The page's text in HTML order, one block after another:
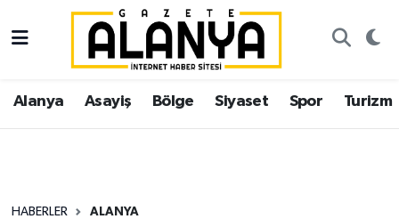
Alanya Asayiş Bölge Siyaset Spor Turizm
HABERLER ALANYA
Alanya
Asayiş
Siyaset
İstanbul Nöbetçi Eczaneler
İstanbul Hava Durumu
Süper Lig Puan Durumu ve Fikstür